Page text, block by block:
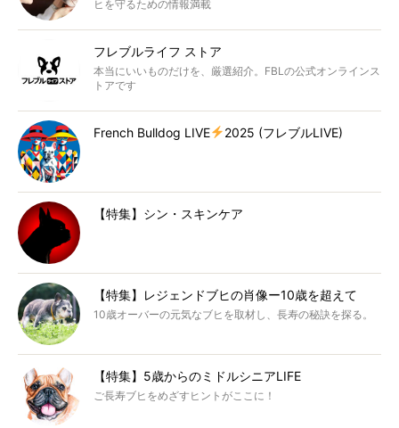
ヒを守るための情報満載
フレブルライフ ストア
本当にいいものだけを、厳選紹介。FBLの公式オンラインス
トアです
French Bulldog LIVE 2025 (フレブルLIVE)
【特集】シン・スキンケア
【特集】レジェンドブヒの肖像ー10歳を超えて
10歳オーバーの元気なブヒを取材し、長寿の秘訣を探る。
【特集】5歳からのミドルシニアLIFE
ご長寿ブヒをめざすヒントがここに！